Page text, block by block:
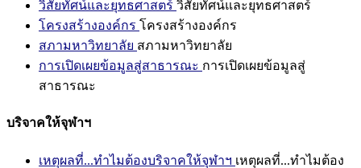
วิสัยทัศน์และยุทธศาสตร์ วิสัยทัศน์และยุทธศาสตร์
โครงสร้างองค์กร โครงสร้างองค์กร
สภามหาวิทยาลัย สภามหาวิทยาลัย
การเปิดเผยข้อมูลสู่สาธารณะ การเปิดเผยข้อมูลสู่
สาธารณะ
บริจาคให้จุฬาฯ
เหตุผลที่...ทำไมต้องบริจาคให้จุฬาฯ เหตุผลที่...ทำไมต้อง